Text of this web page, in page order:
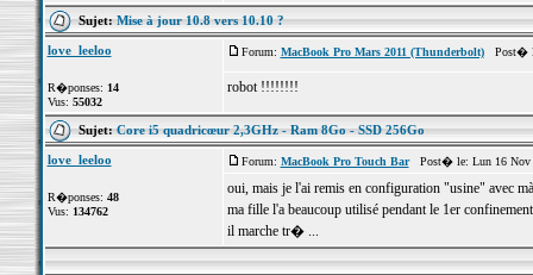
Sujet:Mise à jour 10.8 vers 10.10 ?
love_leeloo
R�ponses: 14
Vus: 55032
Forum: MacBook Pro Mars 2011 (Thunderbolt)Post�
robot !!!!!!!!
Sujet:Core i5 quadricœur 2,3GHz - Ram 8Go - SSD 256Go
love_leeloo
R�ponses: 48
Vus: 134762
Forum: MacBook Pro Touch BarPost� le: Lun 16 Nov
oui, mais je l'ai remis en configuration "usine" avec
ma fille l'a beaucoup utilisé pendant le 1er
il marche tr� ...